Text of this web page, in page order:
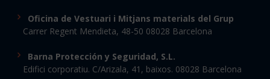
Oficina de Vestuari i Mitjans materials del Grup
Carrer Regent Mendieta, 48-50 08028 Barcelona
Barna Protección y Seguridad, S.L.
Edifici corporatiu. C/Arizala, 41, baixos. 08028 Barcelona